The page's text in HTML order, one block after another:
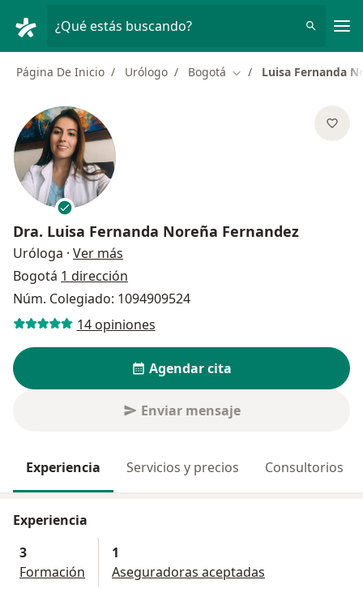
¿Qué estás buscando?
Página De Inicio Urólogo Bogotá Cambiar de ciudad
Luisa Fernanda
Dra. Luisa Fernanda Noreña Fernandez
Uróloga · Ver más
Bogotá 1 dirección
Núm. Colegiado: 1094909524
14 opiniones
Agendar cita
Enviar mensaje
Experiencia Servicios y precios Consultorios
Experiencia
3
Formación
1
Aseguradoras aceptadas